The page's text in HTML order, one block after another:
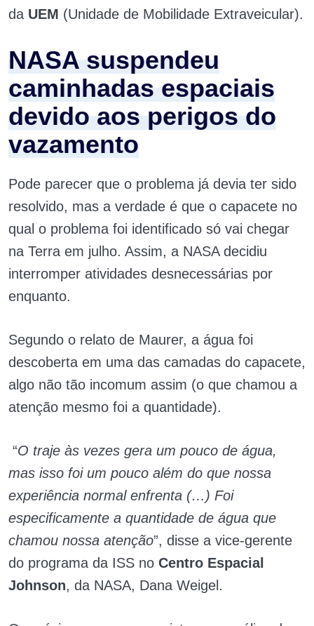
da UEM (Unidade de Mobilidade Extraveicular).
NASA suspendeu
caminhadas espaciais
devido aos perigos do
vazamento
Pode parecer que o problema já devia ter sido
resolvido, mas a verdade é que o capacete no
qual o problema foi identificado só vai chegar
na Terra em julho. Assim, a NASA decidiu
interromper atividades desnecessárias por
enquanto.
Segundo o relato de Maurer, a água foi
descoberta em uma das camadas do capacete,
algo não tão incomum assim (o que chamou a
atenção mesmo foi a quantidade).
“O traje às vezes gera um pouco de água,
mas isso foi um pouco além do que nossa
experiência normal enfrenta (…) Foi
especificamente a quantidade de água que
chamou nossa atenção”, disse a vice-gerente
do programa da ISS no Centro Espacial
Johnson, da NASA, Dana Weigel.